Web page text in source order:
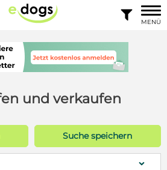

MENÜ
und verkaufen
Suche speichern